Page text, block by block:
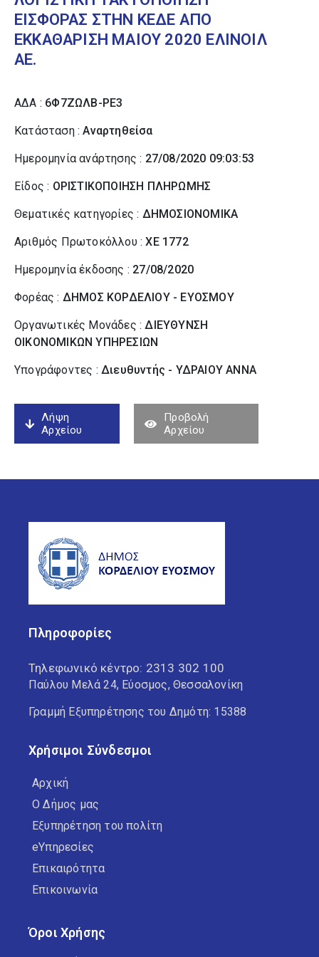
ΕΙΣΦΟΡΑΣ ΣΤΗΝ ΚΕΔΕ ΑΠΟ
ΕΚΚΑΘΑΡΙΣΗ ΜΑΙΟΥ 2020 ΕΛΙΝΟΙΛ
ΑΕ.
ΑΔΑ : 6Φ7ΖΩΛΒ-ΡΕ3
Κατάσταση :Αναρτηθείσα
Ημερομηνία ανάρτησης : 27/08/2020 09:03:53
Είδος : ΟΡΙΣΤΙΚΟΠΟΙΗΣΗ ΠΛΗΡΩΜΗΣ
Θεματικές κατηγορίες : ΔΗΜΟΣΙΟΝΟΜΙΚΑ
Αριθμός Πρωτοκόλλου :ΧΕ 1772
Ημερομηνία έκδοσης : 27/08/2020
Φορέας : ΔΗΜΟΣ ΚΟΡΔΕΛΙΟΥ - ΕΥΟΣΜΟΥ
Οργανωτικές Μονάδες :ΔΙΕΥΘΥΝΣΗ
ΟΙΚΟΝΟΜΙΚΩΝ ΥΠΗΡΕΣΙΩΝ
Υπογράφοντες : Διευθυντής - ΥΔΡΑΙΟΥ ΑΝΝΑ
Λήψη
Αρχείου
Προβολή
Αρχείου
Πληροφορίες
Τηλεφωνικό κέντρο: 2313 302 100
Παύλου Μελά 24, Εύοσμος, Θεσσαλονίκη
Γραμμή Εξυπηρέτησης του Δημότη: 15388
Χρήσιμοι Σύνδεσμοι
Αρχική
Ο Δήμος μας
Εξυπηρέτηση του πολίτη
eΥπηρεσίες
Επικαιρότητα
Επικοινωνία
Όροι Χρήσης